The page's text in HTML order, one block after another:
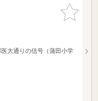
お気に入
りに追加
大通りの信号（蒲田小学